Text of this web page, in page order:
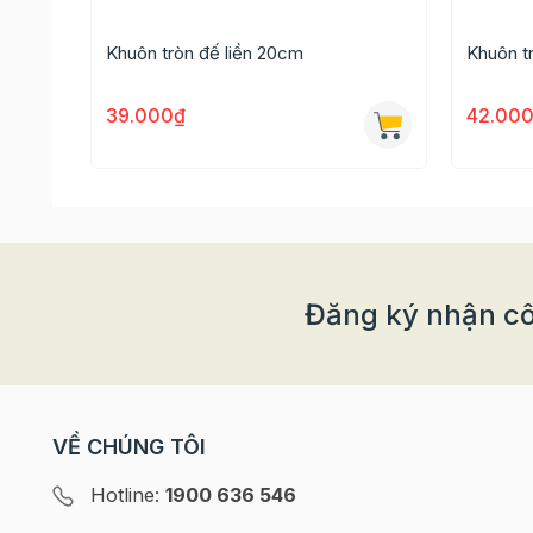
Bước 1: Đổ phần hỗn hợp bánh vào 2/3 khuôn.
Khuôn tròn đế liền 20cm
39.000₫
Khuôn
Đăng ký nhận
VỀ CHÚNG TÔI
Hotline: 1900 636 546